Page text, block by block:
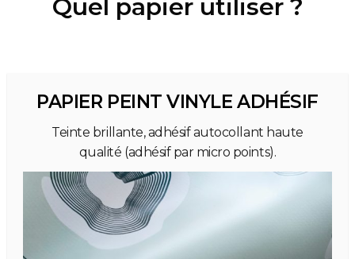
Quel papier utiliser ?
PAPIER PEINT VINYLE ADHÉSIF
Teinte brillante, adhésif autocollant haute
qualité (adhésif par micro points).